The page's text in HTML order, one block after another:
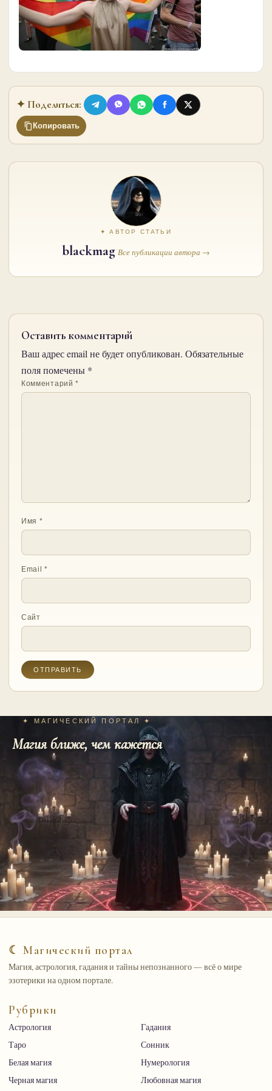
✦ Поделиться:
Копировать
✦ АВТОР СТАТЬИ
blackmag Все публикации автора →
Оставить комментарий
Ваш адрес email не будет опубликован. Обязательные
поля помечены *
Комментарий*
Имя *
Email*
Сайт
✦ МАГИЧЕСКИЙ ПОРТАЛ ✦
Магия ближе, чем кажется
☾ Магический портал
Магия, астрология, гадания и тайны непознанного — всё о мире
эзотерики на одном портале.
Рубрики
Астрология
Гадания
Таро
Сонник
Белая магия
Нумерология
Черная магия
Любовная магия